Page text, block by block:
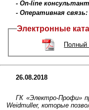
- On-line
- Оперативная
Электронные
Полный
26.08.2018
ГК «Электро-Профи»
Weidmuller, которые